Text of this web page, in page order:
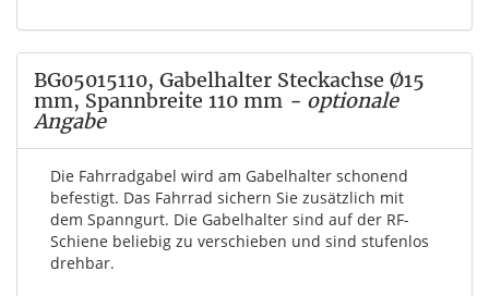
BG05015110, Gabelhalter Steckachse Ø15
mm, Spannbreite 110 mm - optionale
Angabe
Die Fahrradgabel wird am Gabelhalter schonend
befestigt. Das Fahrrad sichern Sie zusätzlich mit
dem Spanngurt. Die Gabelhalter sind auf der RF-
Schiene beliebig zu verschieben und sind stufenlos
drehbar.